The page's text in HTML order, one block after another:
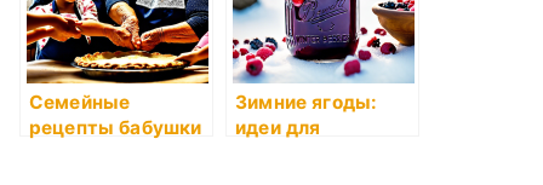
Семейные
рецепты бабушки
Зимние ягоды:
идеи для